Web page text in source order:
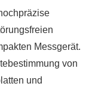
Messgerät.
von
und